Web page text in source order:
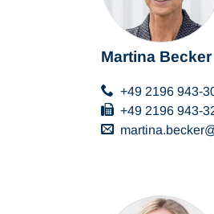
Martina Becker
+49 2196 943-
+49 2196 943-
martina.becker